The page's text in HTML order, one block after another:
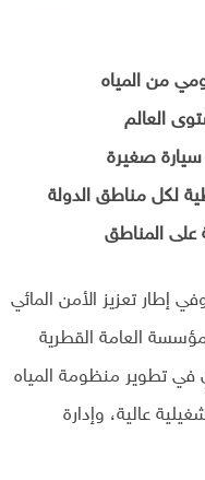
سيارة صغيرة
مع رؤية قطر الوطنية 2030، وفي إطار تعزيز الأمن المائي
العامة القطرية
في تطوير منظومة المياه
عالية، وإدارة